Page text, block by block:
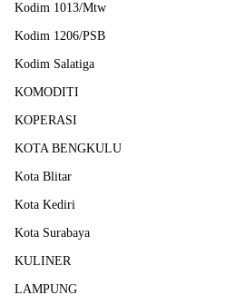
Kodim 1013/Mtw
Kodim 1206/PSB
Kodim Salatiga
KOMODITI
KOPERASI
KOTA BENGKULU
Kota Blitar
Kota Kediri
Kota Surabaya
KULINER
LAMPUNG